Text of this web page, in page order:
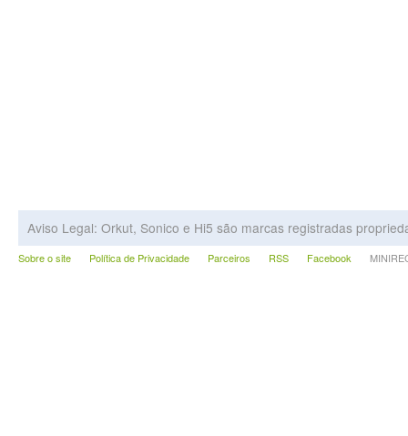
Aviso Legal: Orkut, Sonico e Hi5 são marcas registradas
Sobre o site Política de Privacidade Parceiros RSS Facebook